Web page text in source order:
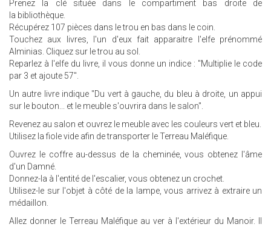
Prenez la clé située dans le compartiment bas droite de
la bibliothèque.
Récupérez 107 pièces dans le trou en bas dans le coin.
Touchez aux livres, l'un d'eux fait apparaitre l'elfe prénommé
Alminias. Cliquez sur le trou au sol.
Reparlez à l'elfe du livre, il vous donne un indice : "Multiplie le code
par 3 et ajoute 57".
Un autre livre indique "Du vert à gauche, du bleu à droite, un appui
sur le bouton... et le meuble s'ouvrira dans le salon".
Revenez au salon et ouvrez le meuble avec les couleurs vert et bleu.
Utilisez la fiole vide afin de transporter le Terreau Maléfique.
Ouvrez le coffre au-dessus de la cheminée, vous obtenez l'âme
d'un Damné.
Donnez-la à l'entité de l'escalier, vous obtenez un crochet.
Utilisez-le sur l'objet à côté de la lampe, vous arrivez à extraire un
médaillon.
Allez donner le Terreau Maléfique au ver à l'extérieur du Manoir. Il